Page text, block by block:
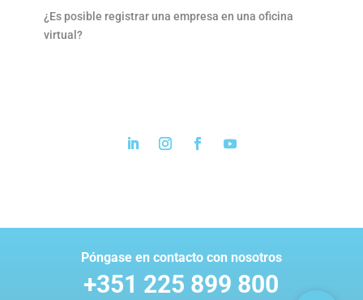
¿Es posible registrar una empresa en una oficina
virtual?
Póngase en contacto con nosotros
+351 225 899 800